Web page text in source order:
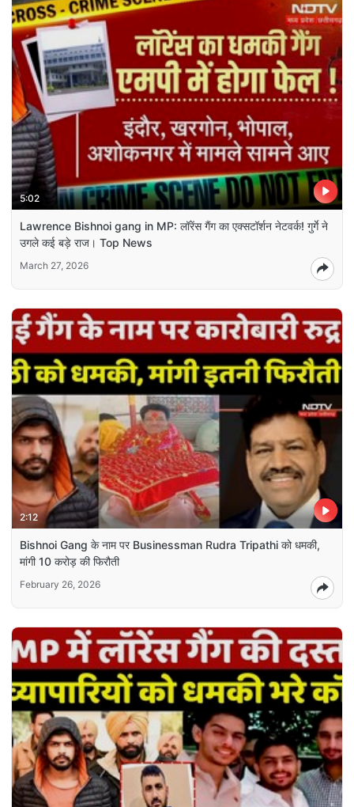
5:02
Lawrence Bishnoi gang in MP: लॉरेंस गैंग का एक्सटॉर्शन नेटवर्क! गुर्गे ने
उगले कई बड़े राज। Top News
March 27, 2026
2:12
Bishnoi Gang के नाम पर Businessman Rudra Tripathi को धमकी,
मांगी 10 करोड़ की फिरौती
February 26, 2026